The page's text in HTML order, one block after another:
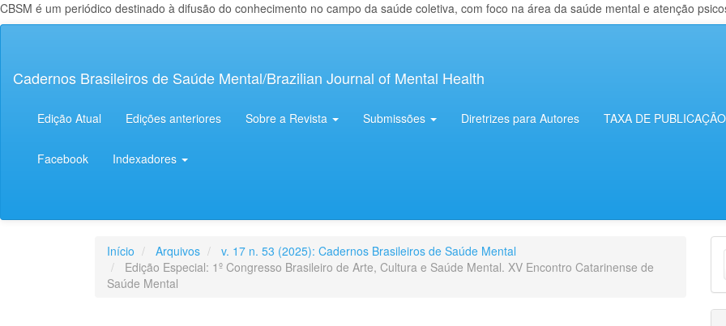
CBSM é um periódico destinado à difusão do conhecimento no campo da saúde coletiva, com foco na área da saúde mental e atenção
principal
Lateral
Cadernos Brasileiros de Saúde Mental/Brazilian Journal of Mental Health
Edição Atual Edições anteriores Sobre a Revista Submissões Diretrizes para Autores TAXA DE PUBLICAÇÃO
Facebook Indexadores
Início Arquivos
v. 17 n. 53 (2025): Cadernos Brasileiros de Saúde Mental
Edição Especial: 1º Congresso Brasileiro de Arte, Cultura e Saúde Mental. XV Encontro Catarinense de
Saúde Mental